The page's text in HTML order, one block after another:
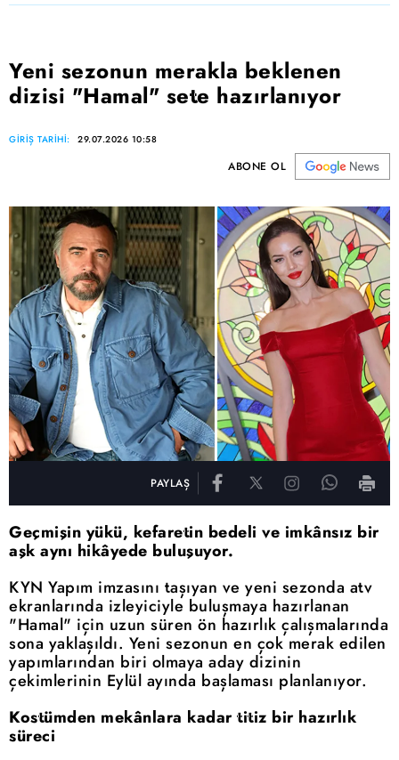
Yeni sezonun merakla beklenen
dizisi "Hamal" sete hazırlanıyor
GİRİŞ TARİHİ: 29.07.2026 10:58
ABONE OL
PAYLAŞ
Geçmişin yükü, kefaretin bedeli ve imkânsız bir
aşk aynı hikâyede buluşuyor.
KYN Yapım imzasını taşıyan ve yeni sezonda atv
ekranlarında izleyiciyle buluşmaya hazırlanan
"Hamal" için uzun süren ön hazırlık çalışmalarında
sona yaklaşıldı. Yeni sezonun en çok merak edilen
yapımlarından biri olmaya aday dizinin
çekimlerinin Eylül ayında başlaması planlanıyor.
Kostümden mekânlara kadar titiz bir hazırlık
süreci